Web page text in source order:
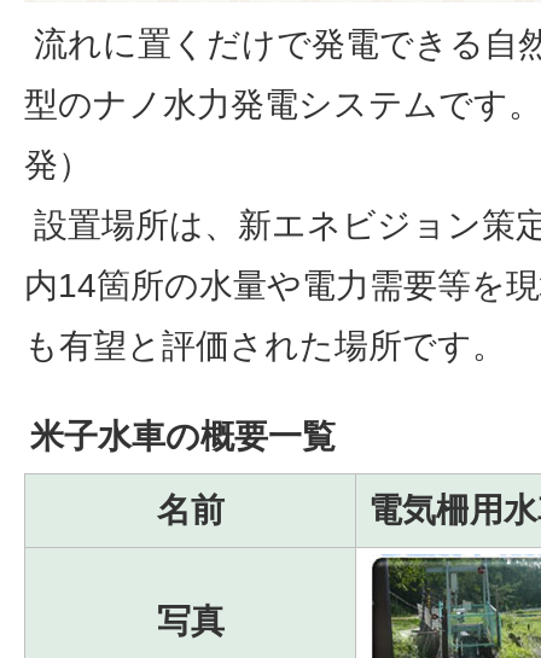
流れに置くだけで発電できる自
型のナノ水力発電システムです
発）
設置場所は、新エネビジョン策
内14箇所の水量や電力需要等を
も有望と評価された場所です。
米子水車の概要一覧
名前
電気柵用
写真